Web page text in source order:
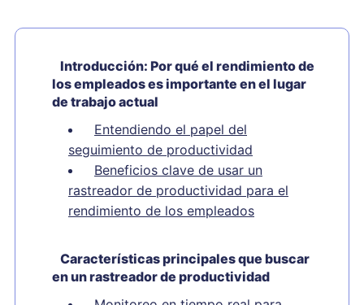
Introducción: Por qué el rendimiento de
los empleados es importante en el lugar
de trabajo actual
Entendiendo el papel del
seguimiento de productividad
Beneficios clave de usar un
rastreador de productividad para el
rendimiento de los empleados
Características principales que buscar
en un rastreador de productividad